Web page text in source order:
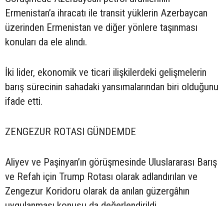
Ermenistan’a ihracatı ile transit yüklerin Azerbaycan
üzerinden Ermenistan ve diğer yönlere taşınması
konuları da ele alındı.
İki lider, ekonomik ve ticari ilişkilerdeki gelişmelerin
barış sürecinin sahadaki yansımalarından biri olduğunu
ifade etti.
ZENGEZUR ROTASI GÜNDEMDE
Aliyev ve Paşinyan’ın görüşmesinde Uluslararası Barış
ve Refah için Trump Rotası olarak adlandırılan ve
Zengezur Koridoru olarak da anılan güzergâhın